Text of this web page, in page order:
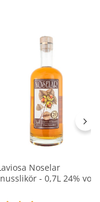
Noselar
- 0,7L 24% vol